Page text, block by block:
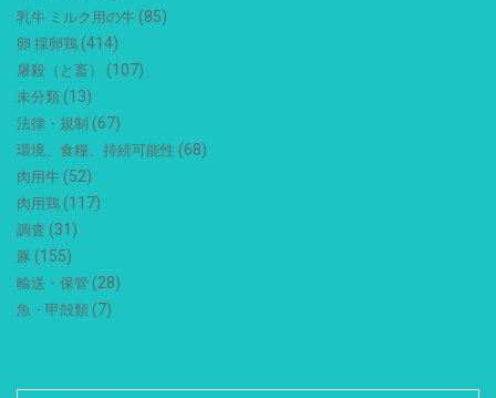
乳牛 ミルク用の牛 (85)
卵 採卵鶏 (414)
屠殺（と畜） (107)
未分類 (13)
法律・規制 (67)
環境、食糧、持続可能性 (68)
肉用牛 (52)
肉用鶏 (117)
調査 (31)
豚 (155)
輸送・保管 (28)
魚・甲殻類 (7)